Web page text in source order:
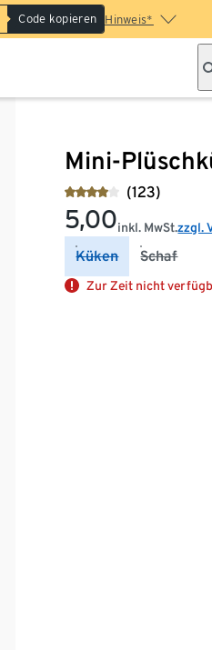
Code kopieren Hinweis*
Mini-
(123)
5,00inkl. MwSt.zzgl.
Küken Schaf
Zur Zeit nicht